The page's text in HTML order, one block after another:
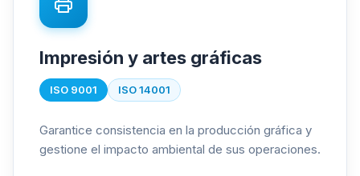
Impresión y artes gráficas
ISO 9001 ISO 14001
Garantice consistencia en la producción gráfica y
gestione el impacto ambiental de sus operaciones.